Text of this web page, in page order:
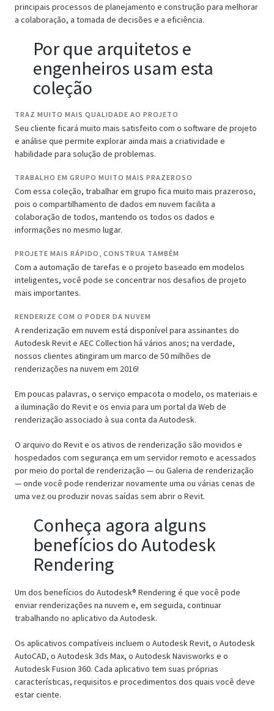
principais processos de planejamento e construção para melhorar
a colaboração, a tomada de decisões e a eficiência.
Por que arquitetos e
engenheiros usam esta
coleção
TRAZ MUITO MAIS QUALIDADE AO PROJETO
Seu cliente ficará muito mais satisfeito com o software de projeto
e análise que permite explorar ainda mais a criatividade e
habilidade para solução de problemas.
TRABALHO EM GRUPO MUITO MAIS PRAZEROSO
Com essa coleção, trabalhar em grupo fica muito mais prazeroso,
pois o compartilhamento de dados em nuvem facilita a
colaboração de todos, mantendo os todos os dados e
informações no mesmo lugar.
PROJETE MAIS RÁPIDO, CONSTRUA TAMBÉM
Com a automação de tarefas e o projeto baseado em modelos
inteligentes, você pode se concentrar nos desafios de projeto
mais importantes.
RENDERIZE COM O PODER DA NUVEM
A renderização em nuvem está disponível para assinantes do
Autodesk Revit e AEC Collection há vários anos; na verdade,
nossos clientes atingiram um marco de 50 milhões de
renderizações na nuvem em 2016!
Em poucas palavras, o serviço empacota o modelo, os materiais e
a iluminação do Revit e os envia para um portal da Web de
renderização associado à sua conta da Autodesk.
O arquivo do Revit e os ativos de renderização são movidos e
hospedados com segurança em um servidor remoto e acessados
por meio do portal de renderização — ou Galeria de renderização
— onde você pode renderizar novamente uma ou várias cenas de
uma vez ou produzir novas saídas sem abrir o Revit.
Conheça agora alguns
benefícios do Autodesk
Rendering
Um dos benefícios do Autodesk® Rendering é que você pode
enviar renderizações na nuvem e, em seguida, continuar
trabalhando no aplicativo da Autodesk.
Os aplicativos compatíveis incluem o Autodesk Revit, o Autodesk
AutoCAD, o Autodesk 3ds Max, o Autodesk Navisworks e o
Autodesk Fusion 360. Cada aplicativo tem suas próprias
características, requisitos e procedimentos dos quais você deve
estar ciente.